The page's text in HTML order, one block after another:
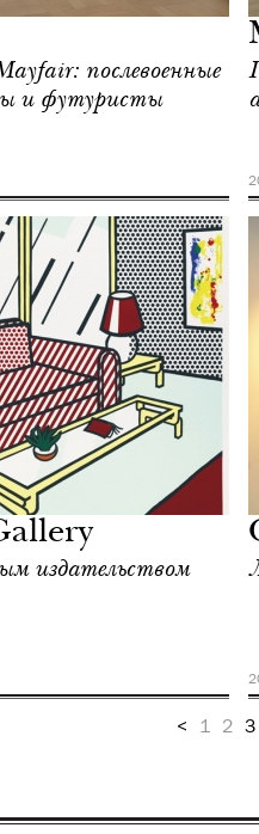
послевоенные
и футуристы
издательством
< 1 2 3